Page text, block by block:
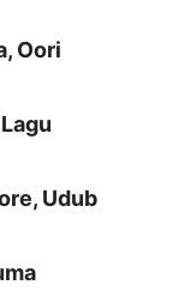
Oori
Udub